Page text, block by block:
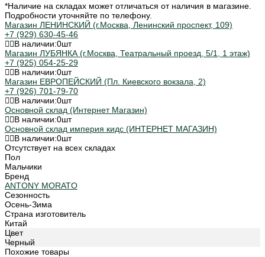
*Наличие на складах может отличаться от наличия в магазине.
Подробности уточняйте по телефону.
Магазин ЛЕНИНСКИЙ (г.Москва, Ленинский проспект, 109)
+7 (929) 630-45-46
В наличии:0шт
Магазин ЛУБЯНКА (г.Москва, Театральный проезд, 5/1, 1 этаж)
+7 (925) 054-25-29
В наличии:0шт
Магазин ЕВРОПЕЙСКИЙ (Пл. Киевского вокзала, 2)
+7 (926) 701-79-70
В наличии:0шт
Основной склад (Интернет Магазин)
В наличии:0шт
Основной склад империя кидс (ИНТЕРНЕТ МАГАЗИН)
В наличии:0шт
Отсутствует на всех складах
Пол
Мальчики
Бренд
ANTONY MORATO
Сезонность
Осень-Зима
Страна изготовитель
Китай
Цвет
Черный
Похожие товары